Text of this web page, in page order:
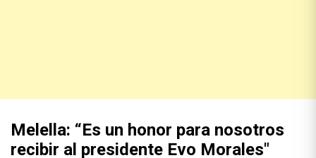
Melella: “Es un honor para nosotros
recibir al presidente Evo Morales"